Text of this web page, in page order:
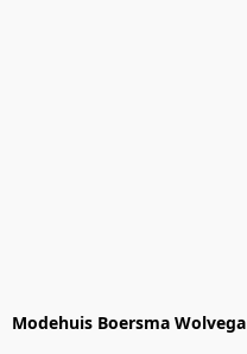
Modehuis Boersma Wolvega